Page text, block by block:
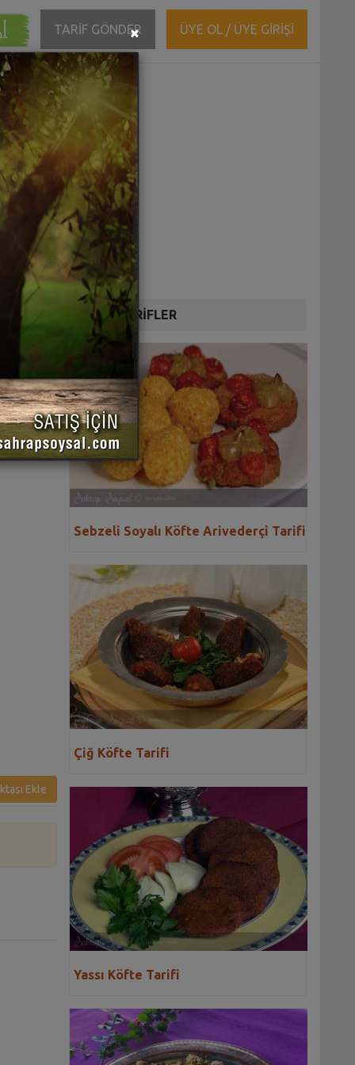
TARİF GÖNDER ÜYE OL / ÜYE GİRİŞİ
Ekle
DİĞER TARİFLER
Sebzeli Soyalı Köfte Arivederçi Tarifi
Çiğ Köfte Tarifi
Yassı Köfte Tarifi
×Close